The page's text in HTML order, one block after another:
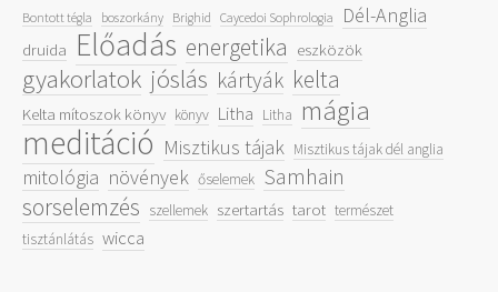
Bontott tégla
boszorkány Brighid Caycedoi Sophrologia Dél-Anglia
druida Előadás energetika eszközök
gyakorlatok jóslás kártyák kelta
Kelta mítoszok könyv könyv Litha Litha mágia
meditáció Misztikus tájak Misztikus tájak dél anglia
mitológia növények őselemek Samhain
sorselemzés szellemek szertartás tarot természet
tisztánlátás wicca